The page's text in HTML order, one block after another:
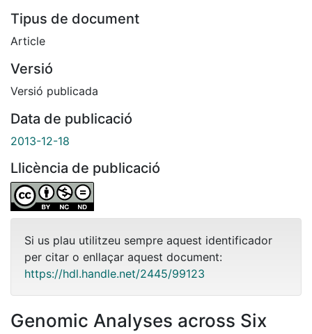
Tipus de document
Article
Versió
Versió publicada
Data de publicació
2013-12-18
Llicència de publicació
Si us plau utilitzeu sempre aquest identificador
per citar o enllaçar aquest document:
https://hdl.handle.net/2445/99123
Genomic Analyses across Six